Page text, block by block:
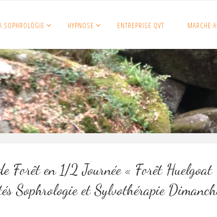
SOPHROLOGIE HYPNOSE ENTREPRISE QVT MARCHE
Forêt en 1/2 Journée « Forêt
Sophrologie et Sylvothérapie